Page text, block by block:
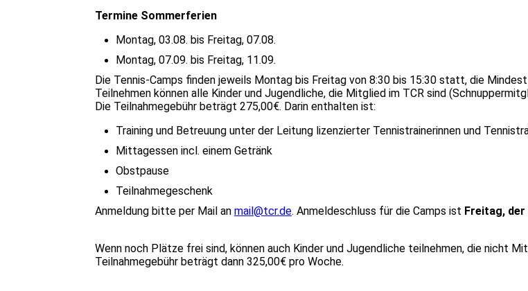
Termine Sommerferien
Montag, 03.08. bis Freitag, 07.08.
Montag, 07.09. bis Freitag, 11.09.
Die Tennis-Camps finden jeweils Montag bis Freitag von 8:30 bis 15:30 statt, die
Teilnehmen können alle Kinder und Jugendliche, die Mitglied im TCR sind
Die Teilnahmegebühr beträgt 275,00€. Darin enthalten ist:
Training und Betreuung unter der Leitung lizenzierter Tennistrainerinnen und
Mittagessen incl. einem Getränk
Obstpause
Teilnahmegeschenk
Anmeldung bitte per Mail an mail@tcr.de. Anmeldeschluss für die Camps ist Freitag, der
Wenn noch Plätze frei sind, können auch Kinder und Jugendliche teilnehmen, die nicht
Teilnahmegebühr beträgt dann 325,00€ pro Woche.